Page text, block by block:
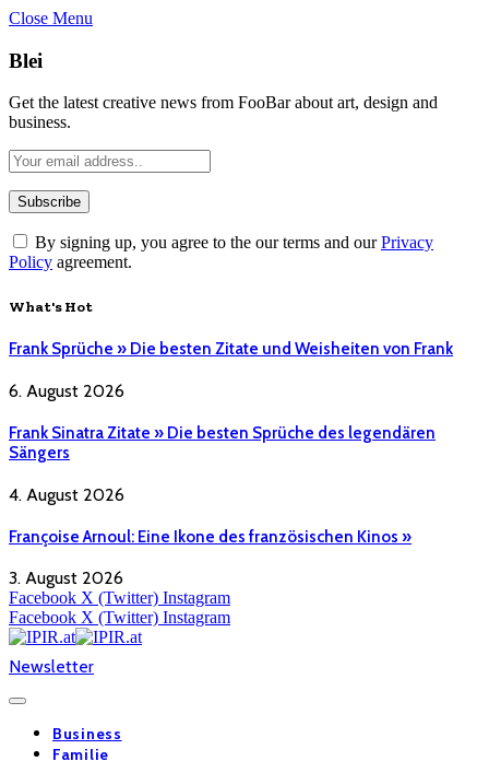
Close Menu
Blei
Get the latest creative news from FooBar about art, design and
business.
By signing up, you agree to the our terms and ourPrivacy
Policy agreement.
What's Hot
Frank Sprüche » Die besten Zitate und Weisheiten von Frank
6. August 2026
Frank Sinatra Zitate » Die besten Sprüche des legendären
Sängers
4. August 2026
Françoise Arnoul: Eine Ikone des französischen Kinos »
3. August 2026
Facebook X (Twitter) Instagram
Facebook X (Twitter) Instagram
Newsletter
Business
Familie